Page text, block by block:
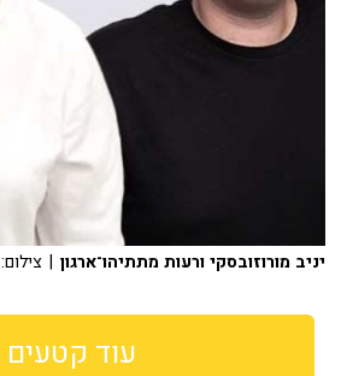
יניב מורוזובסקי ורעות מתתיהו־ארגון | צילום: 103fm
עוד קטעים